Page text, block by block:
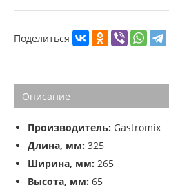
Поделиться
Описание
Производитель: Gastromix
Длина, мм: 325
Ширина, мм: 265
Высота, мм: 65